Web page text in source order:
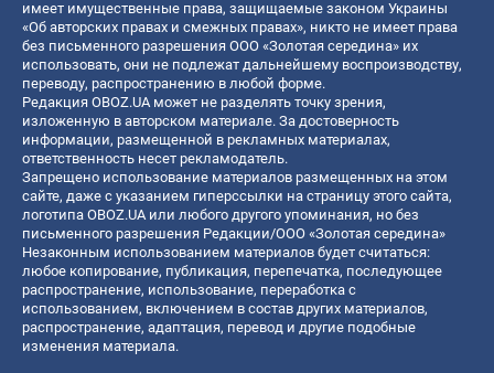
имеет имущественные права, защищаемые законом Украины
«Об авторских правах и смежных правах», никто не имеет права
без письменного разрешения ООО «Золотая середина» их
использовать, они не подлежат дальнейшему воспроизводству,
переводу, распространению в любой форме.
Редакция OBOZ.UA может не разделять точку зрения,
изложенную в авторском материале. За достоверность
информации, размещенной в рекламных материалах,
ответственность несет рекламодатель.
Запрещено использование материалов размещенных на этом
сайте, даже с указанием гиперссылки на страницу этого сайта,
логотипа OBOZ.UA или любого другого упоминания, но без
письменного разрешения Редакции/ООО «Золотая середина»
Незаконным использованием материалов будет считаться:
любое копирование, публикация, перепечатка, последующее
распространение, использование, переработка с
использованием, включением в состав других материалов,
распространение, адаптация, перевод и другие подобные
изменения материала.